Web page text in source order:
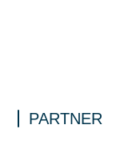
PARTNER